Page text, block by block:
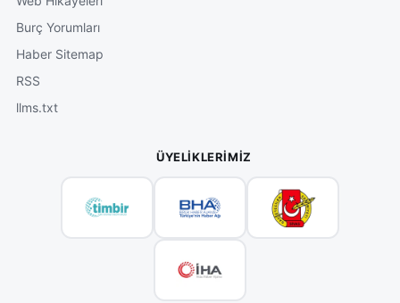
Burç Yorumları
Haber Sitemap
RSS
llms.txt
ÜYELIKLERIMIZ